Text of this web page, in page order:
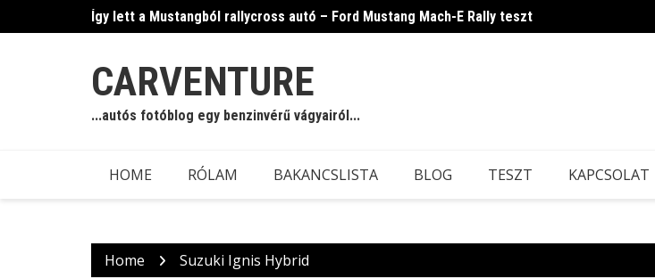
to
Így lett a Mustangból rallycross autó – Ford Mustang Mach-E Rally teszt
CARVENTURE
...autós fotóblog egy benzinvérű vágyairól...
HOME RÓLAM BAKANCSLISTA BLOG TESZT KAPCSOLAT
Home Suzuki Ignis Hybrid